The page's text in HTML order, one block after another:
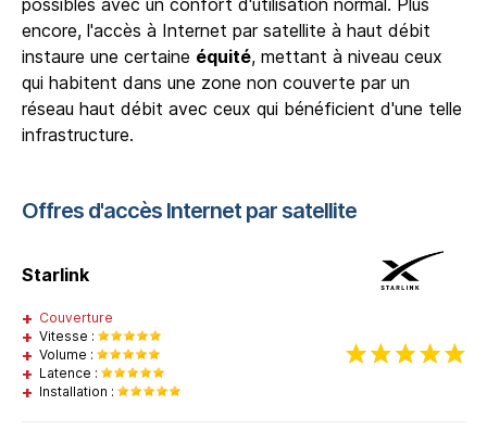
possibles avec un confort d'utilisation normal. Plus
encore, l'accès à Internet par satellite à haut débit
instaure une certaine équité, mettant à niveau ceux
qui habitent dans une zone non couverte par un
réseau haut débit avec ceux qui bénéficient d'une telle
infrastructure.
Offres d'accès Internet par satellite
Starlink
Couverture
Vitesse :
Volume :
Latence :
Installation :